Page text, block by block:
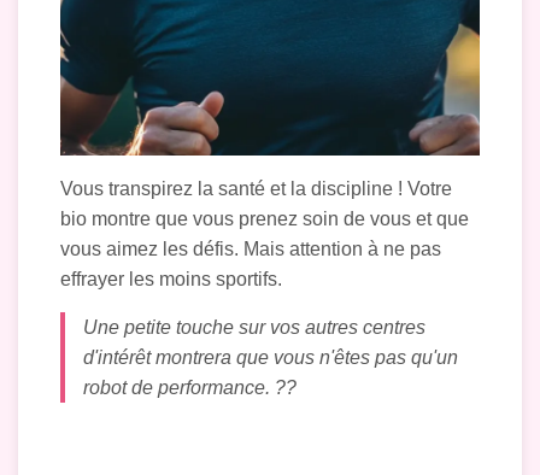
Vous transpirez la santé et la discipline ! Votre
bio montre que vous prenez soin de vous et que
vous aimez les défis. Mais attention à ne pas
effrayer les moins sportifs.
Une petite touche sur vos autres centres
d'intérêt montrera que vous n'êtes pas qu'un
robot de performance. ??